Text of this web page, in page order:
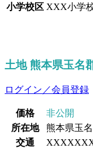
小学校区 XXX小学
土地 熊本県玉名
ログイン／会員登録
価格
非公開
所在地
熊本県玉
交通